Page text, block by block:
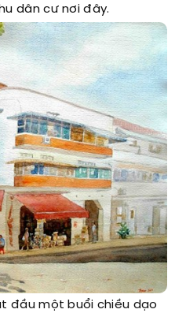
dân cư nơi đây.
đầu một buổi chiều dạo